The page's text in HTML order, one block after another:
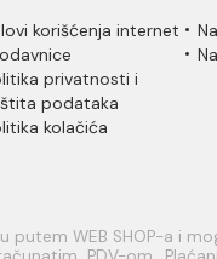
korišćenja internet
privatnosti i
podataka
kolačića
putem WEB SHOP-a i